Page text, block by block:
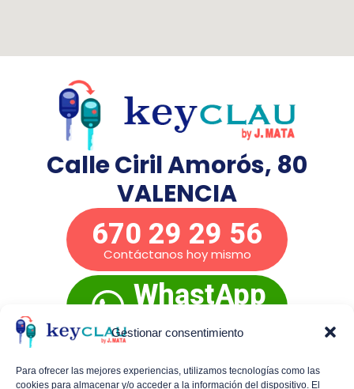
Gestionar consentimiento
Para ofrecer las mejores experiencias, utilizamos tecnologías como las
cookies para almacenar y/o acceder a la información del dispositivo. El
Calle Ciril Amorós, 80
VALENCIA
670 29 29 56
Contáctanos hoy mismo
WhastApp
inmediato